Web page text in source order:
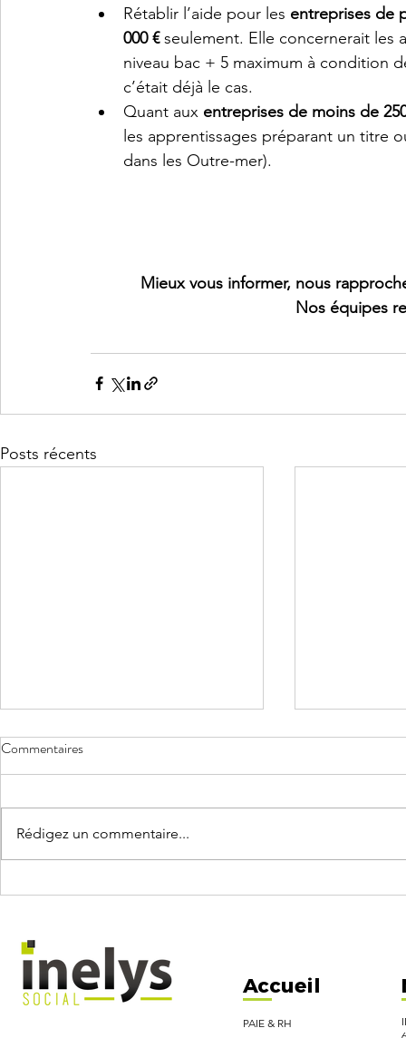
Rétablir l’aide pour les entreprises de
000 € seulement. Elle concernerait les
niveau bac + 5 maximum à condition
c’était déjà le cas.
Quant aux entreprises de moins de
les apprentissages préparant un titre
dans les Outre-mer).
Mieux vous informer, nous
Nos équipes
Posts récents
Congés
Commentaires
Rédigez un commentaire...
Accueil
PAIE & RH